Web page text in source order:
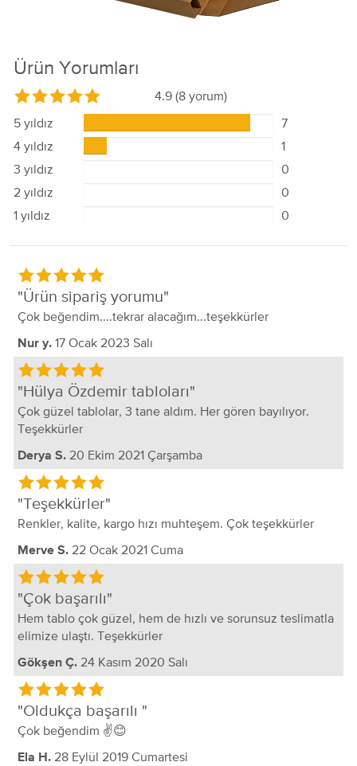
Ürün Yorumları
4.9 (8 yorum)
5 yıldız
7
4 yıldız
1
3 yıldız
0
2 yıldız
0
1 yıldız
0
Ürün sipariş yorumu
Çok beğendim....tekrar alacağım...teşekkürler
Nur y. 17 Ocak 2023 Salı
Hülya Özdemir tabloları
Çok güzel tablolar, 3 tane aldım. Her gören bayılıyor.
Teşekkürler
Derya S. 20 Ekim 2021 Çarşamba
Teşekkürler
Renkler, kalite, kargo hızı muhteşem. Çok teşekkürler
Merve S. 22 Ocak 2021 Cuma
Çok başarılı
Hem tablo çok güzel, hem de hızlı ve sorunsuz teslimatla
elimize ulaştı. Teşekkürler
Gökşen Ç. 24 Kasım 2020 Salı
Oldukça başarılı
Çok beğendim ✌😊
Ela H. 28 Eylül 2019 Cumartesi